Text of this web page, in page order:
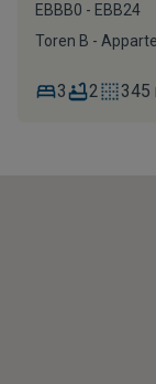
EBBB0 - EBB24
Toren B -
3 2 345